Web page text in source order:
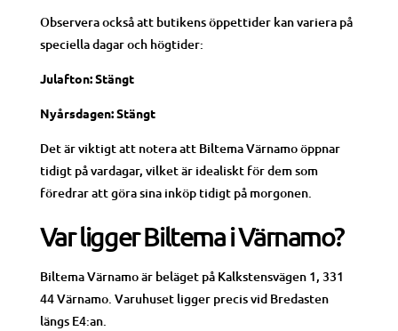
Observera också att butikens öppettider kan variera på
speciella dagar och högtider:
Julafton: Stängt
Nyårsdagen: Stängt
Det är viktigt att notera att Biltema Värnamo öppnar
tidigt på vardagar, vilket är idealiskt för dem som
föredrar att göra sina inköp tidigt på morgonen.
Var ligger Biltema i Värnamo?
Biltema Värnamo är beläget på Kalkstensvägen 1, 331
44 Värnamo. Varuhuset ligger precis vid Bredasten
längs E4:an.